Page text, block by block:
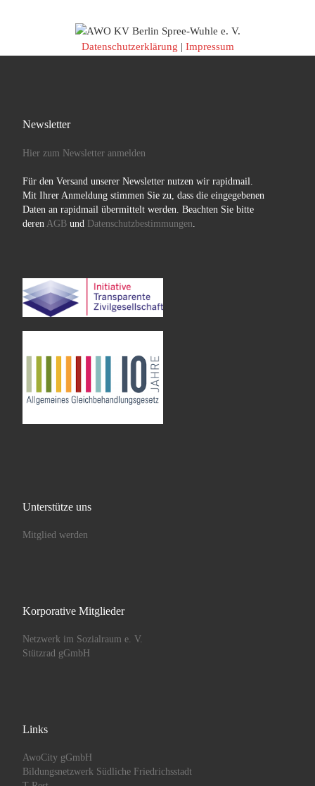
Datenschutzerklärung | Impressum
Newsletter
Hier zum Newsletter anmelden
Für den Versand unserer Newsletter nutzen wir rapidmail.
Mit Ihrer Anmeldung stimmen Sie zu, dass die eingegebenen
Daten an rapidmail übermittelt werden. Beachten Sie bitte
deren AGBund Datenschutzbestimmungen
Unterstütze uns
Mitglied werden
Korporative Mitglieder
Netzwerk im Sozialraum e. V.
Stützrad gGmbH
Links
AwoCity gGmbH
Bildungsnetzwerk Südliche Friedrichsstadt